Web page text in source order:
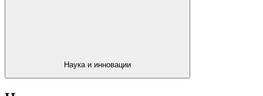
Наука и инновации